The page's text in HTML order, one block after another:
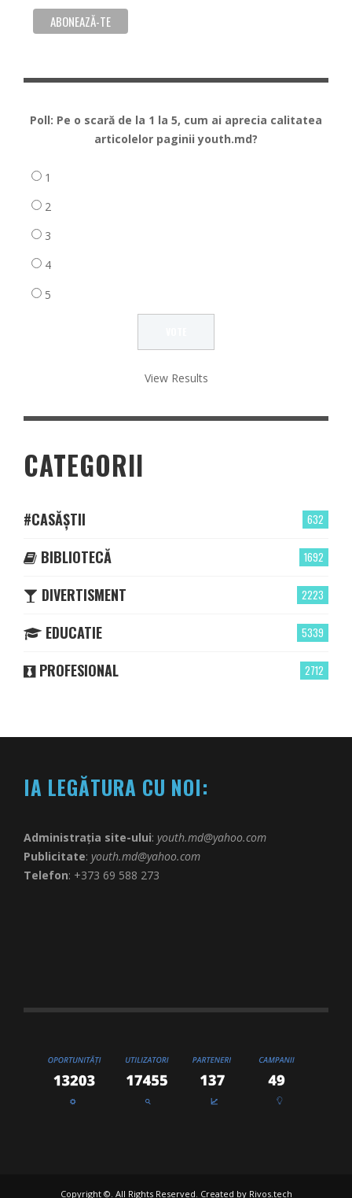
Poll: Pe o scară de la 1 la 5, cum ai aprecia calitatea
articolelor paginii youth.md?
1
2
3
4
5
View Results
CATEGORII
632
#CASĂȘTII
1692
BIBLIOTECĂ
2223
DIVERTISMENT
5339
EDUCATIE
2712
PROFESIONAL
IA LEGĂTURA CU NOI:
Administrația site-ului: youth.md@yahoo.com
Publicitate: youth.md@yahoo.com
Telefon: +373 69 588 273
Copyright ©. All Rights Reserved. Created by Rivos.tech